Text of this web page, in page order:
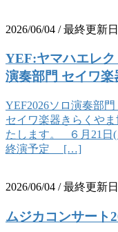
2026/06/04 / 最終更新
YEF:ヤマハエレクトーンフェスティバル2026 ソロ
演奏部門 セイワ
YEF2026ソロ演奏部
セイワ楽器きらくや
たします。 ６月
終演予定 […]
2026/06/04 / 最終更新
ムジカコンサー